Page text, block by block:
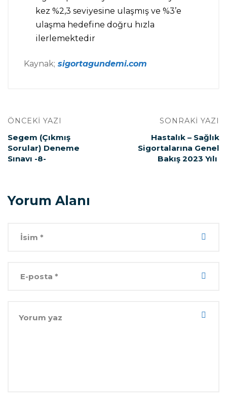
kez %2,3 seviyesine ulaşmış ve %3’e
ulaşma hedefine doğru hızla
ilerlemektedir
Kaynak; sigortagundemi.com
ÖNCEKI YAZI
Segem (Çıkmış
Sorular) Deneme
Sınavı -8-
SONRAKI YAZI
Hastalık – Sağlık
Sigortalarına Genel
Bakış 2023 Yılı
Yorum Alanı